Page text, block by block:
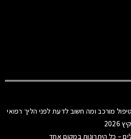
מורכב ומה חשוב לדעת לפני הליך רפואי
– כל היתרונות במקום אחד